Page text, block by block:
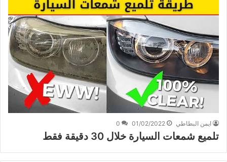
ايمن البطاطي 01/02/2022
0
تلميع شمعات السيارة خلال 30 دقيقة فقط